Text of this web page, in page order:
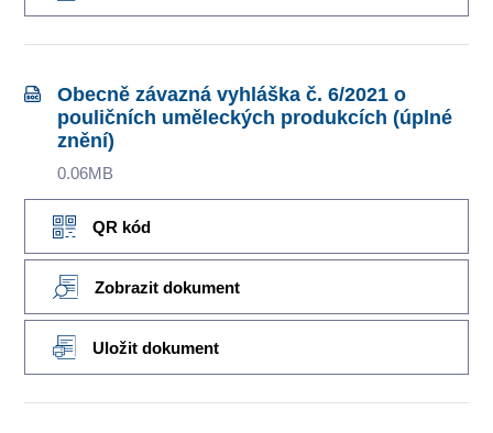
Obecně závazná vyhláška č. 6/2021 o
pouličních uměleckých produkcích (úplné
znění)
0.06MB
QR kód
Zobrazit dokument
Uložit dokument